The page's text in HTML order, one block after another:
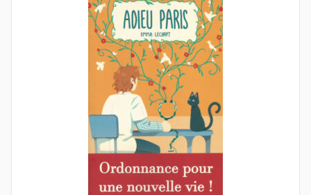
l
a
u
d
e
G
r
i
e
s
m